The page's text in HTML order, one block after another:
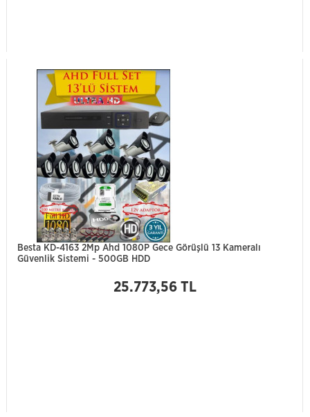
Besta KD-4163 2Mp Ahd 1080P Gece Görüşlü 13 Kameralı
Güvenlik Sistemi - 500GB HDD
25.773,56 TL